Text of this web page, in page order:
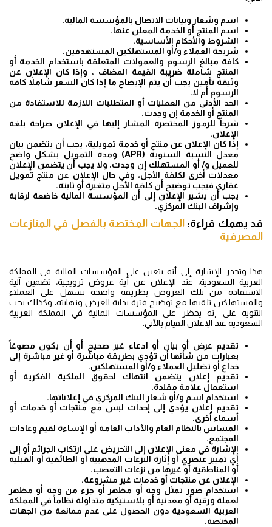
اسم وشعار وبيانات الاتصال بالمؤسسة المالية.
اسم المنتج أو الخدمة المعلن عنها.
الشروط والأحكام الأساسية.
شريحة العملاء و/أو المستهلكين المستهدفين.
كافة مبالغ الرسوم والعمولات المتعلقة باستخدام الخدمة أو
المنتج شاملة ضريبة القيمة المضاف ، وإذا كان الإعلان عن
وثيقة تأمين يجب أن يتم الإيضاح ما إذا كان السعر شاملاً كافة
الرسوم أم لا.
الحد الأدنى من العمليات أو المتطلبات اللازمة للاستفادة من
المنتج أو الخدمة إن وجدت.
شرحاً للرموز المختصرة المشار إليها في الإعلان صراحة بلغة
الإعلان.
إذا كان الإعلان عن منتج أو خدمة تمويلية، يجب أن يتضمن بيان
معدل النسبة السنوية (APR) ومدة التمويل بشكل واضح
للعميل و/ أو المستهلك إن وجدت، ولا يجب أن يتضمن الإعلان
معدلات أخرى لكلفة الأجل، وفي حال الإعلان عن منتج تمويل
عقاري فيجب توضيح أن كلفة الأجل متغيرة أو ثابتة.
يجب أن يشير الإعلان إلى أن المؤسسة المالية خاضعة لرقابة
وإشراف البنك المركزي.
قد يهمك قراءة:الجهات المختصة بالفصل في المنازعات
المصرفية
هذا وتجدر الإشارة إلى أنه يتعين على المؤسسات المالية في المملكة
العربية السعودية، عند الإعلان عن أية عروض ترويجية، تضمين آلية
الاستفادة من تلك العروض بطريقة واضحة تسهل على العملاء
والمستهلكين تلقيها مع توضيح فترة بداية العرض ونهايته، وكذلك يجب
التنويه على إنه يحظر على المؤسسات المالية في المملكة العربية
السعودية عند الإعلان القيام بالآتي:
تقديم عرض أو بيان أو ادعاء غير صحيح أو أن يكون مصوغاً
بعبارات من شأنها أن تؤدي بطريقة مباشرة أو غير مباشرة إلى
خداع أو تضليل العملاء و/أو المستهلكين.
تقديم إعلان يتضمن انتهاك لحقوق الملكية الفكرية أو
استعمال علامة مقلدة.
استخدام اسم و/أو شعار البنك المركزي في إعلاناتها.
تقديم إعلان يؤدي إلى إحداث لبس مع منتجات أو خدمات أو
أسماء أخرى.
المساس بالنظام العام والآداب العامة أو الإساءة لقيم وعادات
المجتمع.
الإشارة في معنى الإعلان إلى التحريض على ارتكاب الجرائم أو إلى
أي تمييز عنصري أو إثارة النزعات المذهبية أو الطائفية أو القبلية
أو المناطقية أو غيرها من نزعات التعصب.
الإعلان عن منتجات أو خدمات غير مشروعة.
استخدام صور تمثل وجه أو مظهر أو جزء من وجه أو مظهر
لعملة ورقية أو معدنية أو بلاستيكية متداولة نظاماً في المملكة
العربية السعودية دون الحصول على عدم ممانعة من الجهات
المختصة.